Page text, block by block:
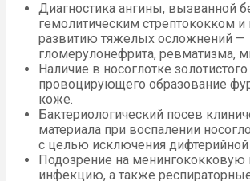
Диагностика ангины, вызванной
гемолитическим стрептококком
развитию тяжелых осложнений —
гломерулонефрита, ревматизма,
Наличие в носоглотке
провоцирующего образование
коже.
Бактериологический посев
материала при воспалении
с целью исключения
Подозрение на
инфекцию, а также